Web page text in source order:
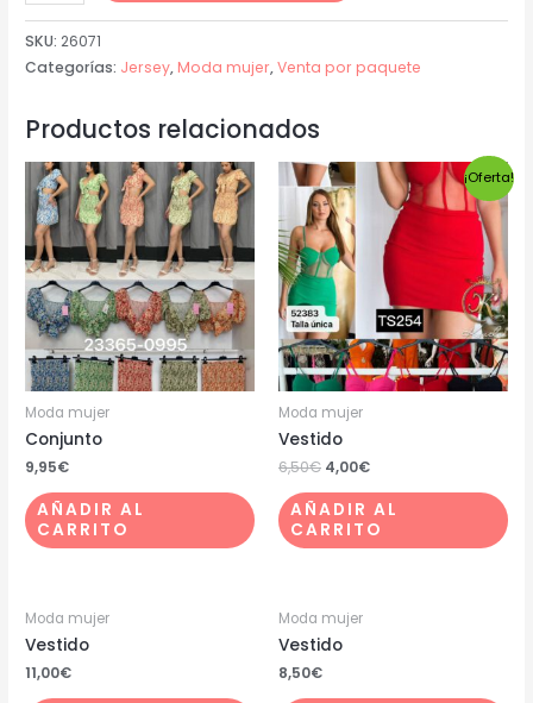
SKU:26071
Categorías: Jersey, Moda mujer,Venta por paquete
Productos relacionados
Moda mujer
Conjunto
9,95€
AÑADIR AL
CARRITO
¡Oferta!
Moda mujer
Vestido
6,50€ 4,00€
AÑADIR AL
CARRITO
Moda mujer
Vestido
11,00€
Moda mujer
Vestido
8,50€